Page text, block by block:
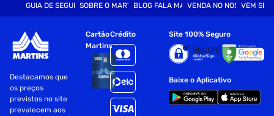
GUIA DE SEGURANÇASOBRE O MARTINSBLOG FALA MARTVENDA NO NOSSO SITE
VEM SER
Destacamos que
os preços
previstos no site
prevalecem aos
Cartão
Martins
Crédito Site 100% Seguro
Baixe o Aplicativo